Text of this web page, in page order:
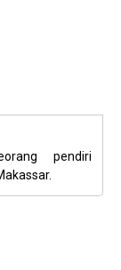
pendiri